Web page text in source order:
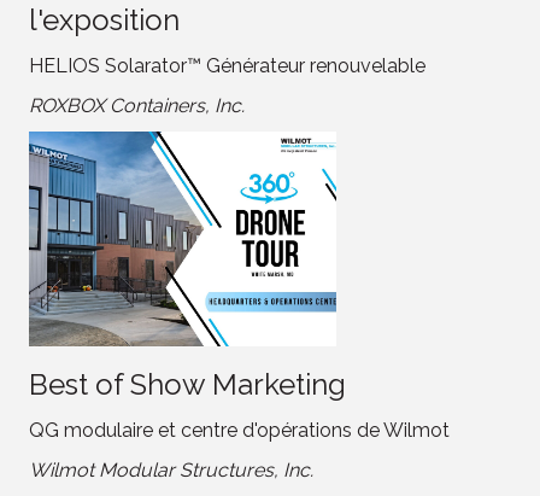
l'exposition
HELIOS Solarator™ Générateur renouvelable
ROXBOX Containers, Inc.
Best of Show Marketing
QG modulaire et centre d'opérations de Wilmot
Wilmot Modular Structures, Inc.